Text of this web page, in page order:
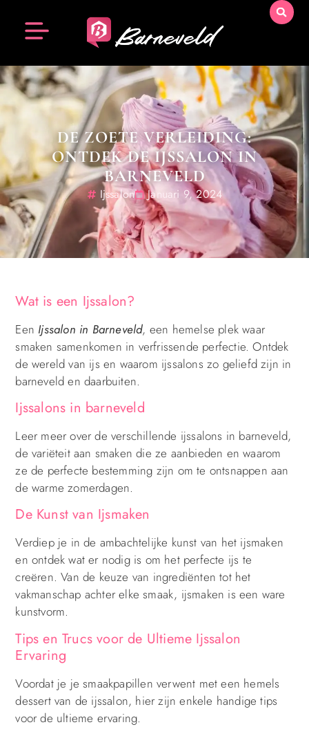
DE ZOETE VERLEIDING:
ONTDEK DE IJSSALON IN
BARNEVELD
Ijssalon Januari 9, 2024
Wat is een Ijssalon?
Een Ijssalon in Barneveld, een hemelse plek waar
smaken samenkomen in verfrissende perfectie. Ontdek
de wereld van ijs en waarom ijssalons zo geliefd zijn in
barneveld en daarbuiten.
Ijssalons in barneveld
Leer meer over de verschillende ijssalons in barneveld,
de variëteit aan smaken die ze aanbieden en waarom
ze de perfecte bestemming zijn om te ontsnappen aan
de warme zomerdagen.
De Kunst van Ijsmaken
Verdiep je in de ambachtelijke kunst van het ijsmaken
en ontdek wat er nodig is om het perfecte ijs te
creëren. Van de keuze van ingrediënten tot het
vakmanschap achter elke smaak, ijsmaken is een ware
kunstvorm.
Tips en Trucs voor de Ultieme Ijssalon
Ervaring
Voordat je je smaakpapillen verwent met een hemels
dessert van de ijssalon, hier zijn enkele handige tips
voor de ultieme ervaring.